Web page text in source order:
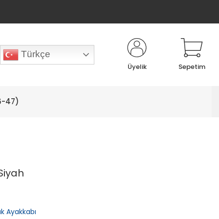
Türkçe
Üyelik Sepetim
47)
Ayakkabı